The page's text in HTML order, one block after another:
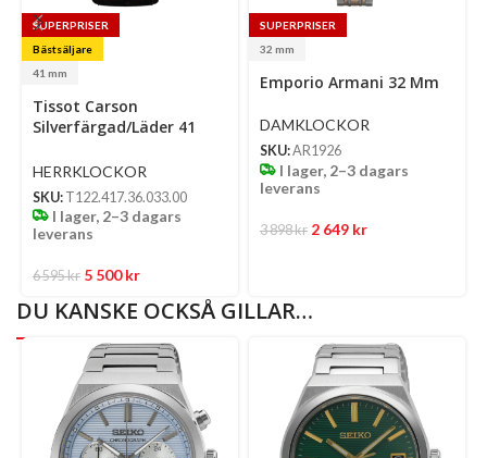
SUPERPRISER
Bästsäljare
41 mm
Select
options
Tissot Carson
Silverfärgad/Läder 41
HERRKLOCKOR
SKU: T122.417.36.033.00
I lager, 2–3 dagars
leverans
6 595kr 5 500kr
SUPERPRISER
32 mm
options
Emporio Armani 32 Mm
DAMKLOCKOR
SKU:AR1926
I lager, 2–3 dagars
leverans
3 898kr 2 649 kr
DU KANSKE OCKSÅ GILLAR…